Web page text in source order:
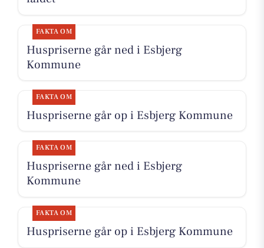
FAKTA OM
Huspriserne går ned i Esbjerg
Kommune
FAKTA OM
Huspriserne går op i Esbjerg Kommune
FAKTA OM
Huspriserne går ned i Esbjerg
Kommune
FAKTA OM
Huspriserne går op i Esbjerg Kommune